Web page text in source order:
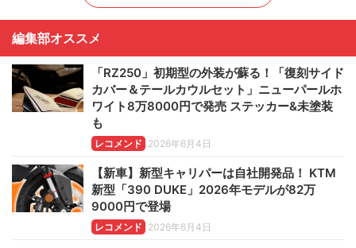
編集部オススメ
「RZ250」初期型の外装が蘇る！「復刻サイド
カバー＆テールカウルセット」ニューパールホ
ワイト8万8000円で発売 ステッカー&未塗装
も
レコメンド 2026年6月4日
【新車】新型キャリパーは自社開発品！ KTM
新型「390 DUKE」2026年モデルが82万
9000円で登場
レコメンド 2026年6月4日